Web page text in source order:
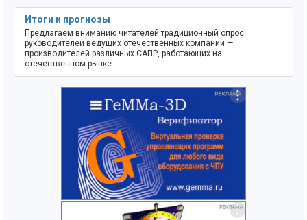
Итоги и прогнозы
Предлагаем вниманию читателей традиционный опрос
руководителей ведущих отечественных компаний —
производителей различных САПР, работающих на
отечественном рынке